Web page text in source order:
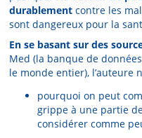
durablement contre les
sont dangereux pour la
En se basant sur des
Med (la banque de
le monde entier), l’auteure
pourquoi on peut
grippe à une partie
considérer comme